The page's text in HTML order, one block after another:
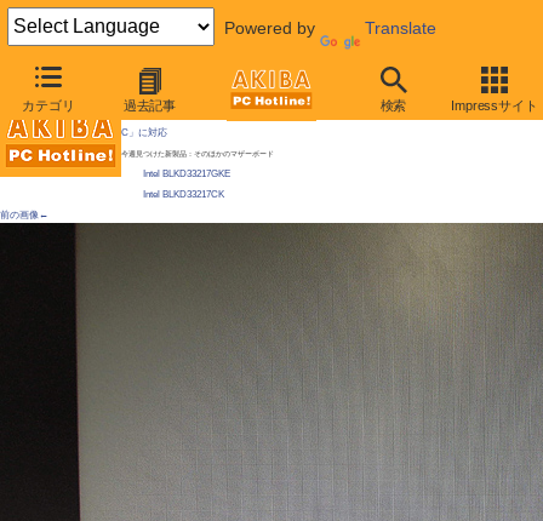
Powered by Translate
カテゴリ 過去記事 検索 Impressサイト
AKIBA PC Hotline!
[拡大画像]手の平サイズでCore i3搭載の超小型マザーがIntelから登場、同社提唱の新規格「NU
C」に対応
今週見つけた新製品：そのほかのマザーボード
Intel BLKD33217GKE
Intel BLKD33217CK
前の画像←